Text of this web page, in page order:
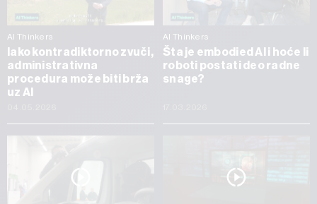
AI Thinkers
Iako kontradiktorno zvuči,
administrativna
procedura može biti brža
uz AI
AI Thinkers
Šta je embodied AI i hoće li
roboti postati deo radne
snage?